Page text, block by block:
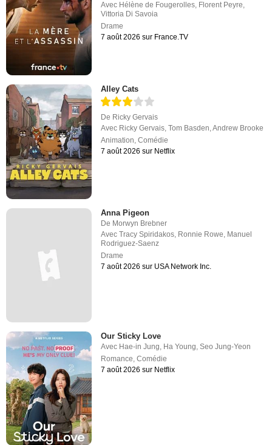
Avec Hélène de Fougerolles, Florent Peyre,
Vittoria Di Savoia
Drame
7 août 2026 sur France.TV
Alley Cats
De Ricky Gervais
Avec Ricky Gervais,Tom Basden,Andrew Brooke
Animation,Comédie
7 août 2026 sur Netflix
Anna Pigeon
De Morwyn Brebner
AvecTracy Spiridakos Ronnie Rowe Manuel
Rodriguez-Saenz
Drame
7 août 2026 sur USA Network Inc.
Our Sticky Love
Avec Hae-in Jung, Ha Young,Seo Jung-Yeon
Romance,Comédie
7 août 2026 sur Netflix